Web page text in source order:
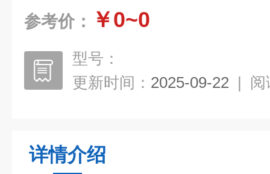
参考价： ￥0~0
型号：
更新时间： 2025-09-22 | 阅
详情介绍